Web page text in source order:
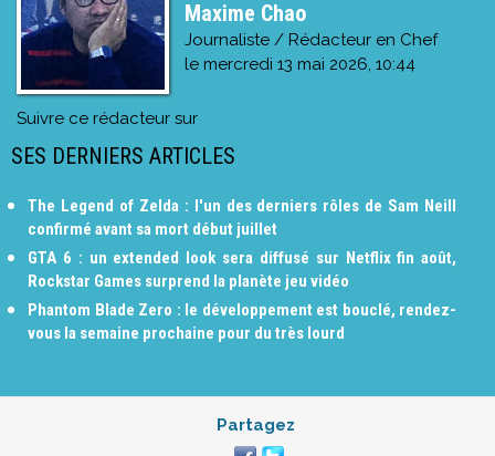
Maxime Chao
Journaliste / Rédacteur en Chef
le mercredi 13 mai 2026, 10:44
Suivre ce rédacteur sur
SES DERNIERS ARTICLES
The Legend of Zelda : l'un des derniers rôles de Sam Neill
confirmé avant sa mort début juillet
GTA 6 : un extended look sera diffusé sur Netflix fin août,
Rockstar Games surprend la planète jeu vidéo
Phantom Blade Zero : le développement est bouclé, rendez-
vous la semaine prochaine pour du très lourd
Partagez